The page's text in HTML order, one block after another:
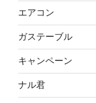
エアコン
ガステーブル
キャンペーン
ナル君